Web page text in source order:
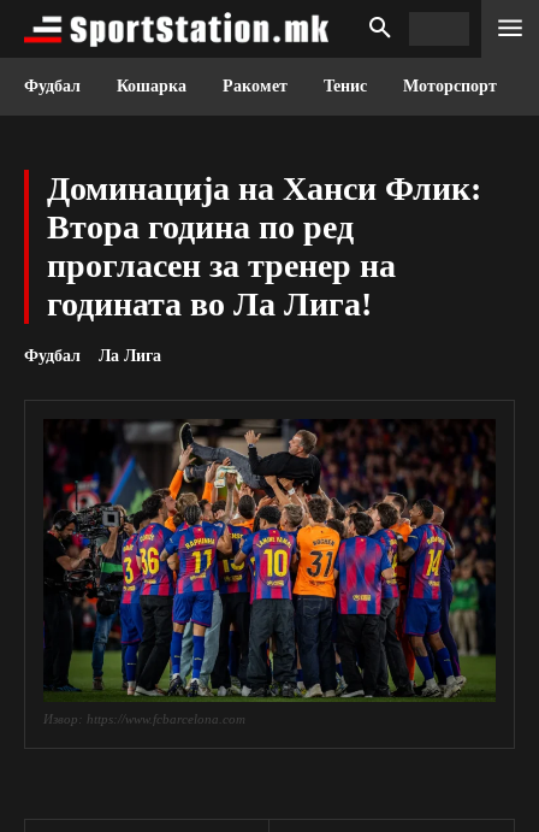
Фудбал Кошарка Ракомет Тенис Моторспорт
Доминација на Ханси Флик:
Втора година по ред
прогласен за тренер на
годината во Ла Лига!
Фудбал Ла Лига
Извор: https://www.fcbarcelona.com